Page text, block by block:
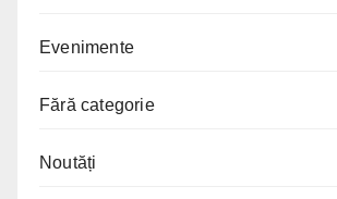
Evenimente
Fără categorie
Noutăți